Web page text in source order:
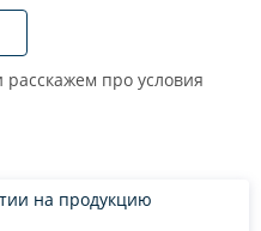
про условия
на продукцию